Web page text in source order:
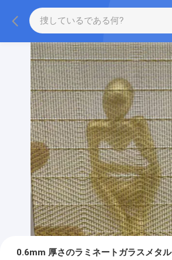
0.6mm 厚さのラミネートガラスメタ